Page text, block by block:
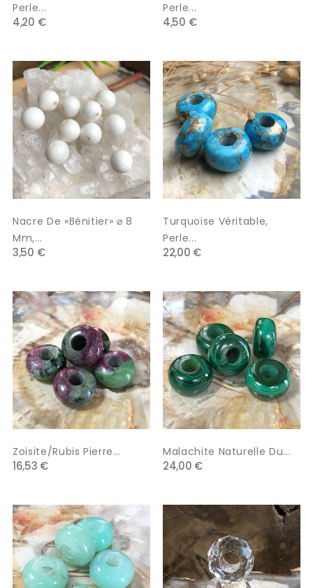
Perle...
4,20 €
Perle...
4,50 €
Nacre De «bénitier» ⌀ 8
Mm,...
3,50 €
Turquoise Véritable,
Perle...
22,00 €
Zoisite/Rubis Pierre...
16,53 €
Malachite Naturelle Du...
24,00 €